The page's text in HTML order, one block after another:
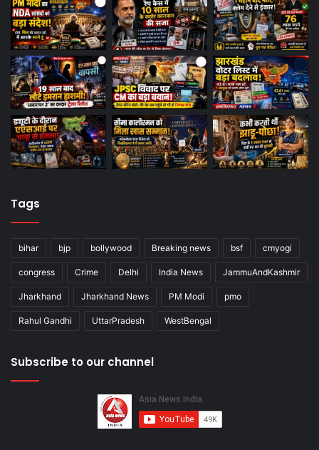
Tags
bihar bjp bollywood Breaking news bsf cmyogi
congress Crime Delhi India News JammuAndKashmir
Jharkhand Jharkhand News PM Modi pmo
Rahul Gandhi UttarPradesh WestBengal
Subscribe to our channel